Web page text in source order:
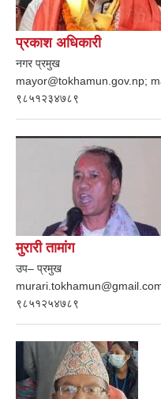
प्रकाश अधिकारी
नगर प्रमुख
mayor@tokhamun.gov.np;
९८५१२३४७८९
मुरारी तामांग
उप– प्रमुख
९८५१२५४७८९